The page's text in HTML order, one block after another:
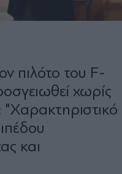
πιλότο του F-
χωρίς
και